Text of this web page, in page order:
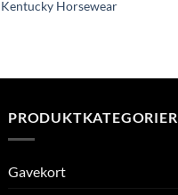
Kentucky Horsewear
PRODUKTKATEGORIER
Gavekort